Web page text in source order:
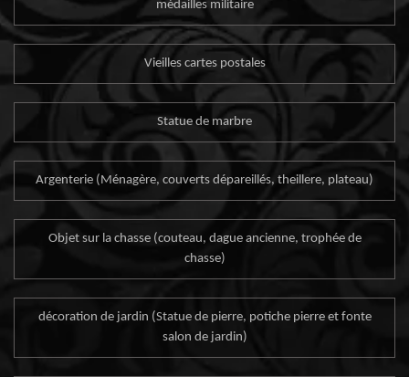
médailles militaire
Vieilles cartes postales
Statue de marbre
Argenterie (Ménagère, couverts dépareillés, theillere, plateau)
Objet sur la chasse (couteau, dague ancienne, trophée de
chasse)
décoration de jardin (Statue de pierre, potiche pierre et fonte
salon de jardin)